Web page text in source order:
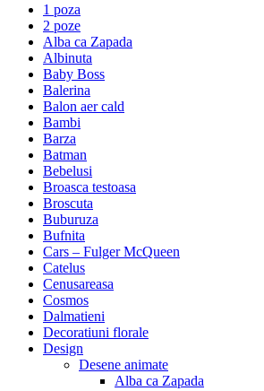
1 poza
2 poze
Alba ca Zapada
Albinuta
Baby Boss
Balerina
Balon aer cald
Bambi
Barza
Batman
Bebelusi
Broasca testoasa
Broscuta
Buburuza
Bufnita
Cars – Fulger McQueen
Catelus
Cenusareasa
Cosmos
Dalmatieni
Decoratiuni florale
Design
Desene animate
Alba ca Zapada